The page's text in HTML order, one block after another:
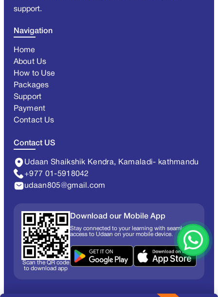
support.
Navigation
Home
About Us
How to Use
Packages
Support
Payment
Contact Us
Contact US
Udaan Shaikshik Kendra, Kamaladi- kathmandu
+977 01-5918042
udaan805@gmail.com
Scan the QR code
to download app
Download our Mobile App
Stay connected to your learning with seamless
access to Udaan on your mobile device.